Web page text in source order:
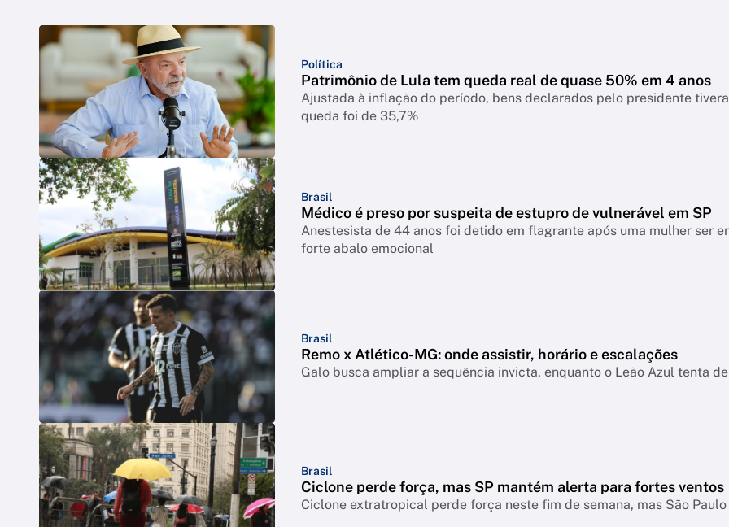
Política
Patrimônio de Lula tem queda real de quase 50% em 4 anos
Ajustada à inflação do período, bens declarados pelo presidente
queda foi de 35,7%
Brasil
Médico é preso por suspeita de estupro de vulnerável em SP
Anestesista de 44 anos foi detido em flagrante após uma mulher ser
forte abalo emocional
Brasil
Remo x Atlético-MG: onde assistir, horário e escalações
Galo busca ampliar a sequência invicta, enquanto o Leão Azul tenta
Brasil
Ciclone perde força, mas SP mantém alerta para fortes ventos
Ciclone extratropical perde força neste fim de semana, mas São